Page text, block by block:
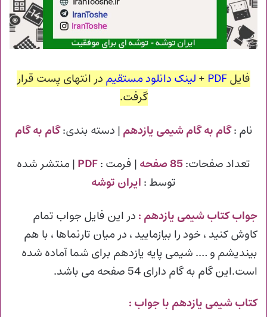
فایلPDF
+ لینک دانلود مستقیم در انتهای پست قرار
گرفت.
نام :گام به گام شیمی یازدهم | دسته بندی:گام به گام
تعداد صفحات:85 صفحه | فرمت :
| منتشر شده
توسط : ایران توشه
جواب کتاب شیمی یازدهم : در این فایل جواب تمام
کاوش کنید ، خود را بیازمایید ، در میان تارنماها ، با هم
بیندیشم و …. شیمی پایه یازدهم برای شما آماده شده
است.این گام به گام دارای 54 صفحه می باشد.
کتاب شیمی یازدهم با جواب :